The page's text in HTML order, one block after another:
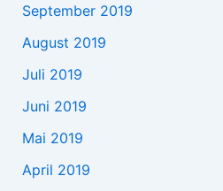
September 2019
August 2019
Juli 2019
Juni 2019
Mai 2019
April 2019